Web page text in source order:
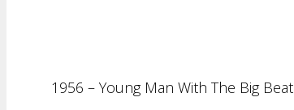
1956 – Young Man With The Big Beat